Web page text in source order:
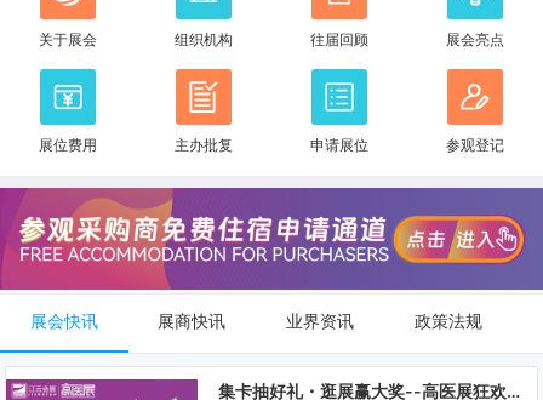
关于展会 组织机构 往届回顾 展会亮点
展位费用 主办批复 申请展位 参观登记
展会快讯 展商快讯 业界资讯 政策法规
集卡抽好礼・逛展赢大奖--高医展狂欢寻品・100% 有奖